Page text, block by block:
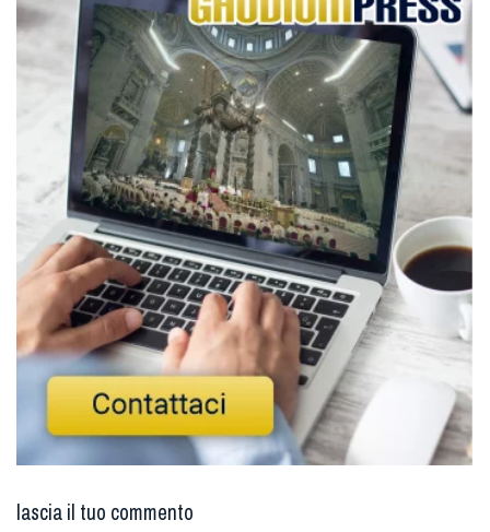
lascia il tuo commento